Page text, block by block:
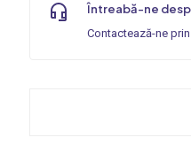
Întreabă-ne
Contactează-ne